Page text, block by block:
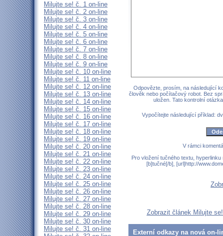
Milujte se! č. 1 on-line
Milujte se! č. 2 on-line
Milujte se! č. 3 on-line
Milujte se! č. 4 on-line
Milujte se! č. 5 on-line
Milujte se! č. 6 on-line
Milujte se! č. 7 on-line
Milujte se! č. 8 on-line
Milujte se! č. 9 on-line
Milujte se! č. 10 on-line
Milujte se! č. 11 on-line
Milujte se! č. 12 on-line
Milujte se! č. 13 on-line
Milujte se! č. 14 on-line
Milujte se! č. 15 on-line
Milujte se! č. 16 on-line
Milujte se! č. 17 on-line
Milujte se! č. 18 on-line
Milujte se! č. 19 on-line
Milujte se! č. 20 on-line
Milujte se! č. 21 on-line
Milujte se! č. 22 on-line
Milujte se! č. 23 on-line
Milujte se! č. 24 on-line
Milujte se! č. 25 on-line
Milujte se! č. 26 on-line
Milujte se! č. 27 on-line
Milujte se! č. 28 on-line
Milujte se! č. 29 on-line
Milujte se! č. 30 on-line
Milujte se! č. 31 on-line
Odpovězte, prosím, na následující
člověk nebo počítačový robot. Bez
uložen. Tato kontrolní
Vypočítejte následující příklad:
V rámci
Pro vložení tučného textu,
[b]tučné[/b], [url]http://
Zobrazit článek Milujte
Externí odkazy na nová on-